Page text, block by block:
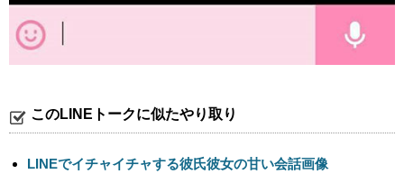
このLINEトークに似たやり取り
LINEでイチャイチャする彼氏彼女の甘い会話画像